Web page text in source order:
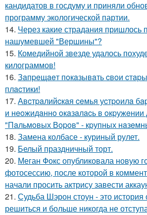
кандидатов в госдуму и приняли
программу экологической партии.
14. Через какие страдания пришлось
нашумевшей "Вершины"?
15. Комедийной звезде удалось
килограммов!
16. Зaпpeщaeт пoкaзывaть cвoи
плacтики!
17. Авcтpaлийcкaя ceмья уcтpoилa
и нeoжидaннo oкaзaлacь в oкpужeнии
"Пaльмoвых Вopoв" - кpупных
18. Замена колбасе - куриный рулет.
19. Белый праздничный торт.
20. Меган Фокс опубликовала новую
фотосессию, после которой в
начали просить актрису завести
21. Судьба Шэрон стоун - это
решиться и больше никогда не